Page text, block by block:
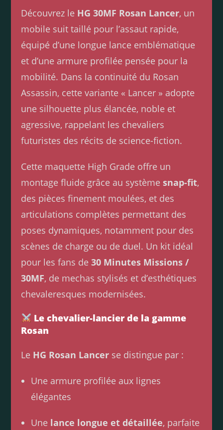
Découvrez le HG 30MF Rosan Lancer, un
mobile suit taillé pour l’assaut rapide,
équipé d’une longue lance emblématique
et d’une armure profilée pensée pour la
mobilité. Dans la continuité du Rosan
Assassin, cette variante « Lancer » adopte
une silhouette plus élancée, noble et
agressive, rappelant les chevaliers
futuristes des récits de science-fiction.
Cette maquette High Grade offre un
montage fluide grâce au systèmesnap-fit,
des pièces finement moulées, et des
articulations complètes permettant des
poses dynamiques, notamment pour des
scènes de charge ou de duel. Un kit idéal
pour les fans de30 Minutes Missions /
30MF, de mechas stylisés et d’esthétiques
chevaleresques modernisées.
Le chevalier-lancier de la gamme
Rosan
Le HG Rosan Lancer se distingue par :
Une armure profilée aux lignes
élégantes
Une lance longue et détaillée, parfaite